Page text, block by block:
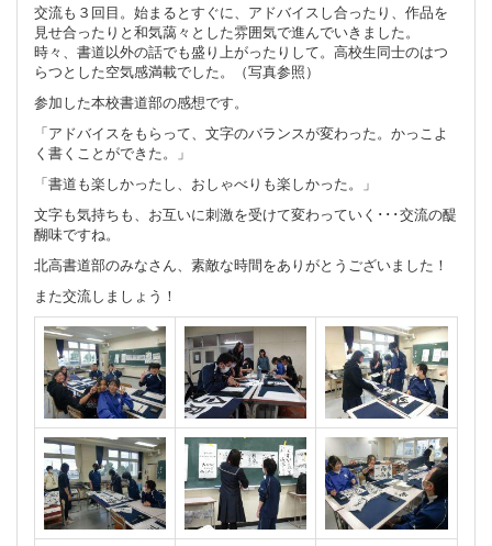
交流も３回目。始まるとすぐに、アドバイスし合ったり、作品を
見せ合ったりと和気藹々とした雰囲気で進んでいきました。
時々、書道以外の話でも盛り上がったりして。高校生同士のはつ
らつとした空気感満載でした。（写真参照）
参加した本校書道部の感想です。
「アドバイスをもらって、文字のバランスが変わった。かっこよ
く書くことができた。」
「書道も楽しかったし、おしゃべりも楽しかった。」
文字も気持ちも、お互いに刺激を受けて変わっていく･･･交流の醍
醐味ですね。
北高書道部のみなさん、素敵な時間をありがとうございました！
また交流しましょう！